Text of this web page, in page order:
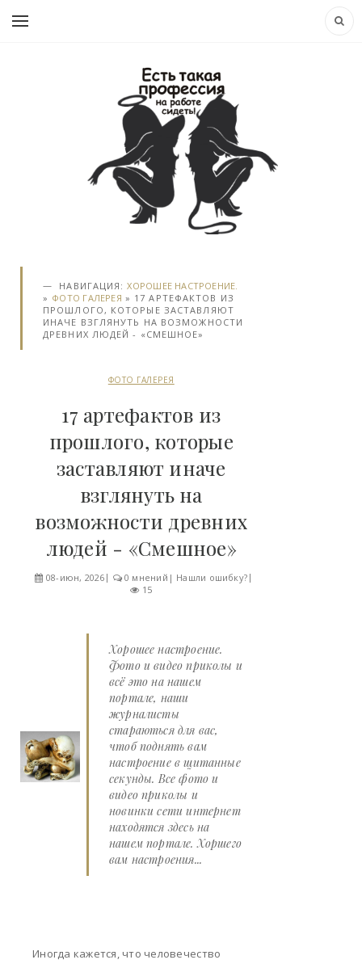
НАВИГАЦИЯ:ХОРОШЕЕ НАСТРОЕНИЕ.
» ФОТО ГАЛЕРЕЯ » 17 АРТЕФАКТОВ ИЗ
ПРОШЛОГО, КОТОРЫЕ ЗАСТАВЛЯЮТ
ИНАЧЕ ВЗГЛЯНУТЬ НА ВОЗМОЖНОСТИ
ДРЕВНИХ ЛЮДЕЙ - «СМЕШНОЕ»
ФОТО ГАЛЕРЕЯ
17 артефактов из
прошлого, которые
заставляют иначе
взглянуть на
возможности древних
людей - «Смешное»
08-июн, 2026 0 мнений | Нашли ошибку?
15
Хорошее настроение.
Фото и видео приколы и
всё это на нашем
портале, наши
журналисты
стараються для вас,
чтоб поднять вам
настроение в щитанные
секунды. Все фото и
видео приколы и
новинки сети интернет
находятся здесь на
нашем портале. Хоршего
вам настроения...
Иногда кажется, что человечество